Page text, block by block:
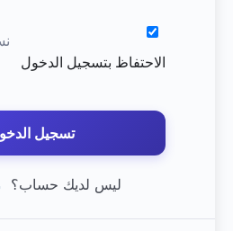
الاحتفاظ بتسجيل الدخول
تسجيل
ليس لديك حساب؟